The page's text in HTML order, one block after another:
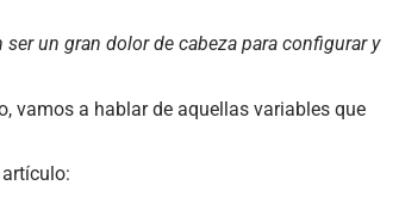
un gran dolor de cabeza para configurar y
vamos a hablar de aquellas variables que